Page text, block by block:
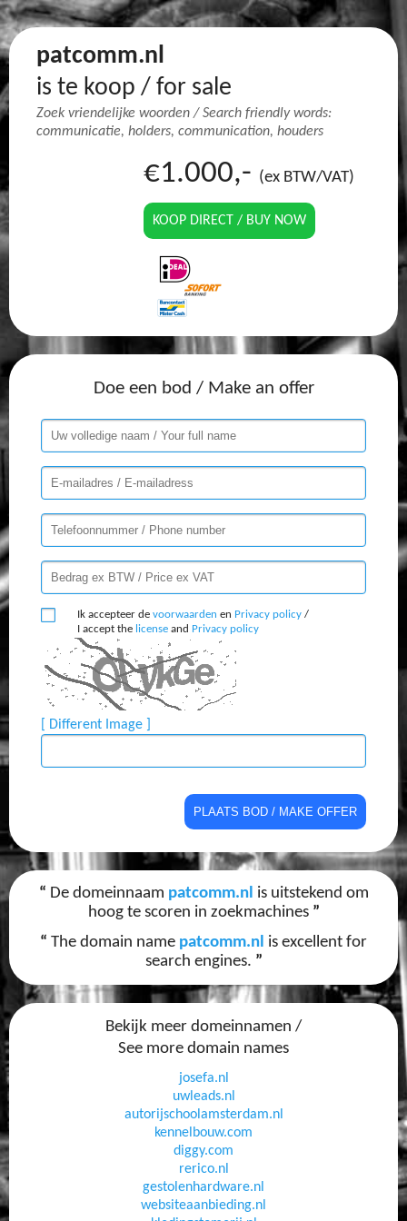
patcomm.nl
is te koop / for sale
Zoek vriendelijke woorden / Search friendly words:
communicatie, holders, communication, houders
€1.000,- (ex BTW/VAT)
KOOP DIRECT / BUY NOW
Doe een bod / Make an offer
Ik accepteer de voorwaarden en Privacy policy /
I accept the license and Privacy policy
[ Different Image ]
“ De domeinnaam patcomm.nl is uitstekend om
hoog te scoren in zoekmachines ”
“ The domain name patcomm.nl is excellent for
search engines. ”
Bekijk meer domeinnamen /
See more domain names
josefa.nl
uwleads.nl
autorijschoolamsterdam.nl
kennelbouw.com
diggy.com
rerico.nl
gestolenhardware.nl
websiteaanbieding.nl